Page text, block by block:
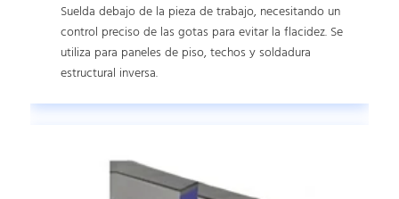
Suelda debajo de la pieza de trabajo, necesitando un
control preciso de las gotas para evitar la flacidez. Se
utiliza para paneles de piso, techos y soldadura
estructural inversa.